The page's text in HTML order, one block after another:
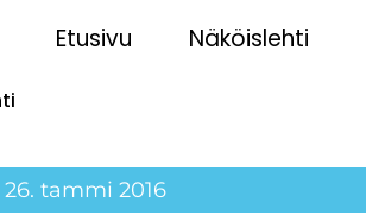
Etusivu Näköislehti
26. tammi 2016